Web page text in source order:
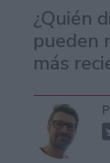
¿Quién
pueden
más